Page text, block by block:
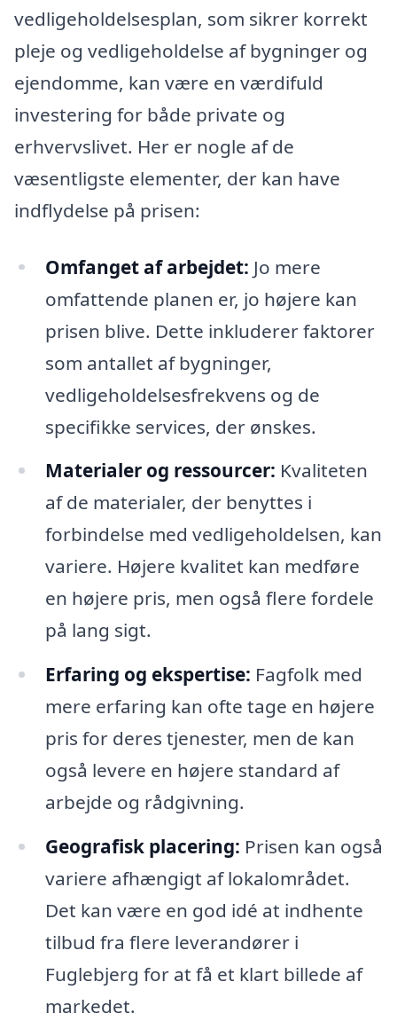
vedligeholdelsesplan, som sikrer korrekt
pleje og vedligeholdelse af bygninger og
ejendomme, kan være en værdifuld
investering for både private og
erhvervslivet. Her er nogle af de
væsentligste elementer, der kan have
indflydelse på prisen:
Omfanget af arbejdet: Jo mere
omfattende planen er, jo højere kan
prisen blive. Dette inkluderer faktorer
som antallet af bygninger,
vedligeholdelsesfrekvens og de
specifikke services, der ønskes.
Materialer og ressourcer: Kvaliteten
af de materialer, der benyttes i
forbindelse med vedligeholdelsen, kan
variere. Højere kvalitet kan medføre
en højere pris, men også flere fordele
på lang sigt.
Erfaring og ekspertise: Fagfolk med
mere erfaring kan ofte tage en højere
pris for deres tjenester, men de kan
også levere en højere standard af
arbejde og rådgivning.
Geografisk placering: Prisen kan også
variere afhængigt af lokalområdet.
Det kan være en god idé at indhente
tilbud fra flere leverandører i
Fuglebjerg for at få et klart billede af
markedet.